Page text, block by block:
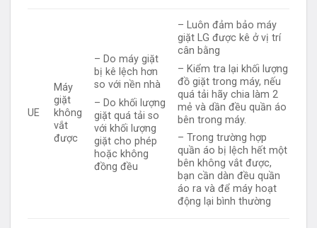
UE
Máy
giặt
không
vắt
được
– Do máy giặt
bị kê lệch hơn
so với nền nhà
– Do khối lượng
giặt quá tải so
với khối lượng
giặt cho phép
hoặc không
đồng đều
– Luôn đảm bảo máy
giặt LG được kê ở vị trí
cân bằng
– Kiểm tra lại khối lượng
đồ giặt trong máy, nếu
quá tải hãy chia làm 2
mẻ và dần đều quần áo
bên trong máy.
– Trong trường hợp
quần áo bị lệch hết một
bên không vắt được,
bạn cần dàn đều quần
áo ra và để máy hoạt
động lại bình thường